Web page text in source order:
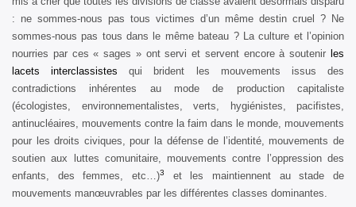
: ne sommes-nous pas tous victimes d’un même destin cruel ? Ne
sommes-nous pas tous dans le même bateau ? La culture et l’opinion
nourries par ces « sages » ont servi et servent encore à soutenir les
lacets interclassistes qui brident les mouvements issus des
contradictions inhérentes au mode de production capitaliste
(écologistes, environnementalistes, verts, hygiénistes, pacifistes,
antinucléaires, mouvements contre la faim dans le monde, mouvements
pour les droits civiques, pour la défense de l’identité, mouvements de
soutien aux luttes comunitaire, mouvements contre l’oppression des
enfants, des femmes, etc…)3
et les maintiennent au stade de
mouvements manœuvrables par les différentes classes dominantes.